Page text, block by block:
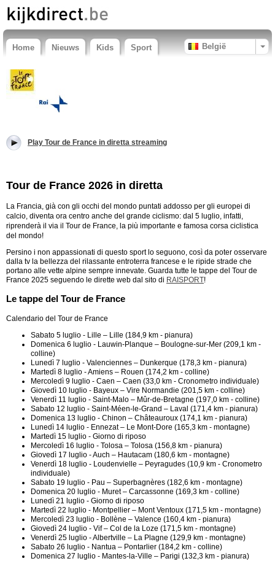
Home Nieuws Kids Sport België
Play Tour de France in diretta streaming
Tour de France 2026 in diretta
La Francia, già con gli occhi del mondo puntati addosso per gli europei di
calcio, diventa ora centro anche del grande ciclismo: dal 5 luglio, infatti,
riprenderà il via il Tour de France, la più importante e famosa corsa ciclistica
del mondo!
Persino i non appassionati di questo sport lo seguono, così da poter osservare
dalla tv la bellezza del rilassante entroterra francese e le ripide strade che
portano alle vette alpine sempre innevate. Guarda tutte le tappe del Tour de
France 2025 seguendo le dirette web dal sito di RAISPORT!
Le tappe del Tour de France
Calendario del Tour de France
Sabato 5 luglio - Lille – Lille (184,9 km - pianura)
Domenica 6 luglio - Lauwin-Planque – Boulogne-sur-Mer (209,1 km -
colline)
Lunedì 7 luglio - Valenciennes – Dunkerque (178,3 km - pianura)
Martedì 8 luglio - Amiens – Rouen (174,2 km - colline)
Mercoledì 9 luglio - Caen – Caen (33,0 km - Cronometro individuale)
Giovedì 10 luglio - Bayeux – Vire Normandie (201,5 km - colline)
Venerdì 11 luglio - Saint-Malo – Mûr-de-Bretagne (197,0 km - colline)
Sabato 12 luglio - Saint-Méen-le-Grand – Laval (171,4 km - pianura)
Domenica 13 luglio - Chinon – Châteauroux (174,1 km - pianura)
Lunedì 14 luglio - Ennezat – Le Mont-Dore (165,3 km - montagne)
Martedì 15 luglio - Giorno di riposo
Mercoledì 16 luglio - Tolosa – Tolosa (156,8 km - pianura)
Giovedì 17 luglio - Auch – Hautacam (180,6 km - montagne)
Venerdì 18 luglio - Loudenvielle – Peyragudes (10,9 km - Cronometro
individuale)
Sabato 19 luglio - Pau – Superbagnères (182,6 km - montagne)
Domenica 20 luglio - Muret – Carcassonne (169,3 km - colline)
Lunedì 21 luglio - Giorno di riposo
Martedì 22 luglio - Montpellier – Mont Ventoux (171,5 km - montagne)
Mercoledì 23 luglio - Bollène – Valence (160,4 km - pianura)
Giovedì 24 luglio - Vif – Col de la Loze (171,5 km - montagne)
Venerdì 25 luglio - Albertville – La Plagne (129,9 km - montagne)
Sabato 26 luglio - Nantua – Pontarlier (184,2 km - colline)
Domenica 27 luglio - Mantes-la-Ville – Parigi (132,3 km - pianura)